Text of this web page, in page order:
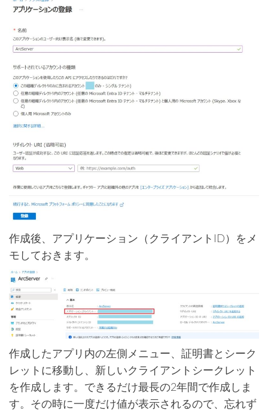
作成後、アプリケーション（クライアントID）をメ
モしておきます。
作成したアプリ内の左側メニュー、証明書とシーク
レットに移動し、新しいクライアントシークレット
を作成します。できるだけ最長の2年間で作成しま
す。その時に一度だけ値が表示されるので、忘れず